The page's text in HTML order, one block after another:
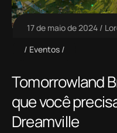
17 de maio de 2024
Eventos
Tomorrowland
que você
Dreamville